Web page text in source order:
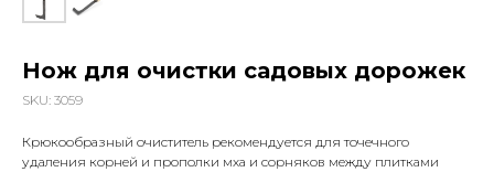
Нож для очистки садовых дорожек
SKU: 3059
Крюкообразный очиститель рекомендуется для точечного
удаления корней и прополки мха и сорняков между плитками